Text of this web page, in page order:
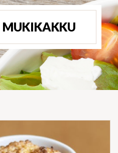
MUKIKAKKU